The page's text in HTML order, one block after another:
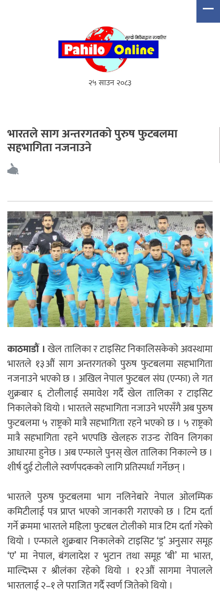
२५ साउन २०८३
भारतले साग अन्तरगतको पुरुष फुटबलमा
सहभागिता नजनाउने
काठमाडौं ।खेल तालिका र टाइसिट निकालिसकेको अवस्थामा
भारतले १३औं साग अन्तरगतको पुरुष फुटबलमा सहभागिता
नजनाउने भएको छ । अखिल नेपाल फुटबल संघ (एन्फा) ले गत
शुक्रबार ६ टोलीलाई समावेश गर्दै खेल तालिका र टाइसिट
निकालेको थियो । भारतले सहभागिता नजाउने भएसँगै अब पुरुष
फुटबलमा ५ राष्ट्रको मात्रै सहभागिता रहने भएको छ । ५ राष्ट्रको
मात्रै सहभागिता रहने भएपछि खेलहरु राउन्ड रोविन लिगका
आधारमा हुनेछ । अब एन्फाले पुनस् खेल तालिका निकाल्ने छ ।
शीर्ष दुई टोलीले स्वर्णपदकको लागि प्रतिस्पर्धा गर्नेछन् ।
भारतले पुरुष फुटबलमा भाग नलिनेबारे नेपाल ओलम्पिक
कमिटीलाई पत्र प्राप्त भएको जानकारी गराएको छ । टिम दर्ता
गर्ने क्रममा भारतले महिला फुटबल टोलीको मात्र टिम दर्ता गरेको
थियो । एन्फाले शुक्रबार निकालेको टाइसिट ‘ड्र’ अनुसार समूह
‘ए’ मा नेपाल, बंगलादेश र भुटान तथा समूह ‘बी’ मा भारत,
माल्दिभ्स र श्रीलंका रहेको थियो । १२औं सागमा नेपालले
भारतलाई २–१ ले पराजित गर्दै स्वर्ण जितेको थियो ।